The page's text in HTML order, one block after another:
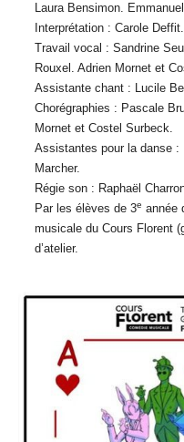
Laura Bensimon.
Interprétation : Carole Deffit.
Travail vocal : Sandrine
Rouxel. Adrien Mornet et
Assistante chant : Lucile
Chorégraphies : Pascale
Mornet et Costel Surbeck.
Assistantes pour la danse :
Marcher.
Régie son : Raphaël
Par les élèves de 3e année
musicale du Cours Florent
d’atelier.